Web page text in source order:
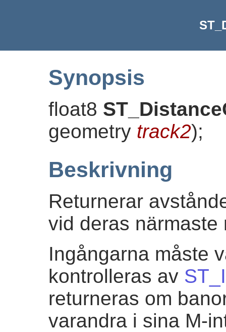
Synopsis
float8
geometry track2);
Beskrivning
Returnerar
vid deras närmaste
Ingångarna måste
kontrolleras av
returneras om
varandra i sina M-